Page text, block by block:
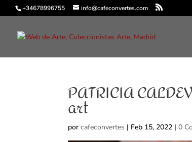
+34678996755 info@cafeconvertes.com
PATRICIA
art
porcafeconvertes | Feb 15, 2022 |0